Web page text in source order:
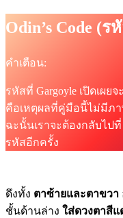
Odin’s Code (ร
คำเตือน:
รหัสที่ Gargoyle เปิดเผ
คือเหตุผลที่คู่มือนี้ไม่มีภ
ฉะนั้นเราจะต้องกลับไป
รหัสอีกครั้ง
ดึงทั้ง ตาซ้ายและตาขวา
ชั้นด้านล่าง ใส่ดวงตาสีแ